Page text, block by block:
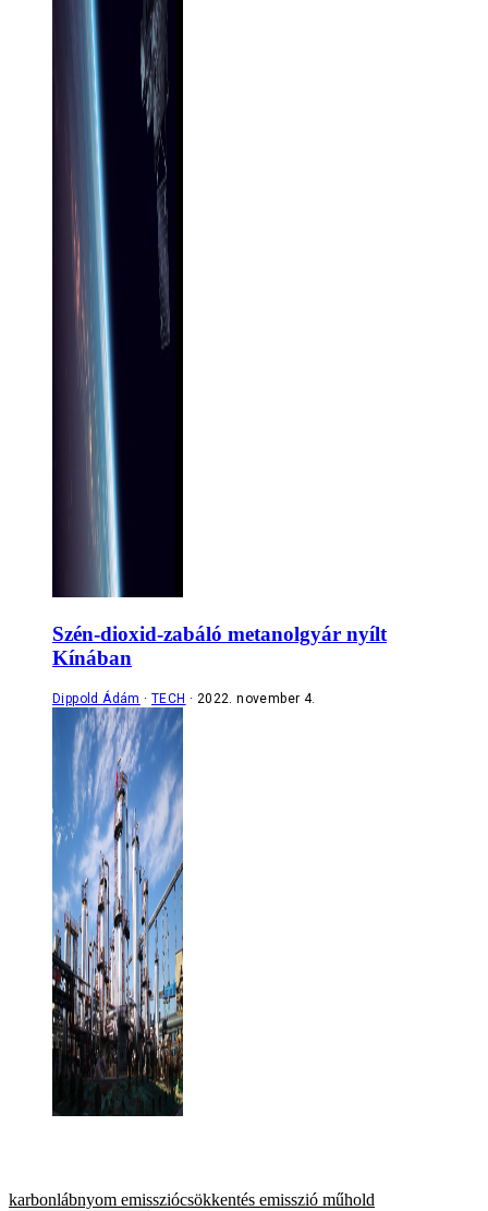
Szén-dioxid-zabáló metanolgyár nyílt
Kínában
Dippold Ádám TECH 2022. november 4.
karbonlábnyom emissziócsökkentés emisszió műhold